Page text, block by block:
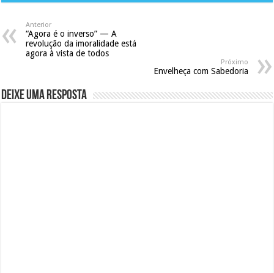
Anterior
“Agora é o inverso” — A
revolução da imoralidade está
agora à vista de todos
Próximo
Envelheça com Sabedoria
Deixe uma resposta